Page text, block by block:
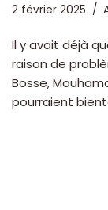
2 février 2025
Il y avait déjà
raison de
Bosse,
pourraient